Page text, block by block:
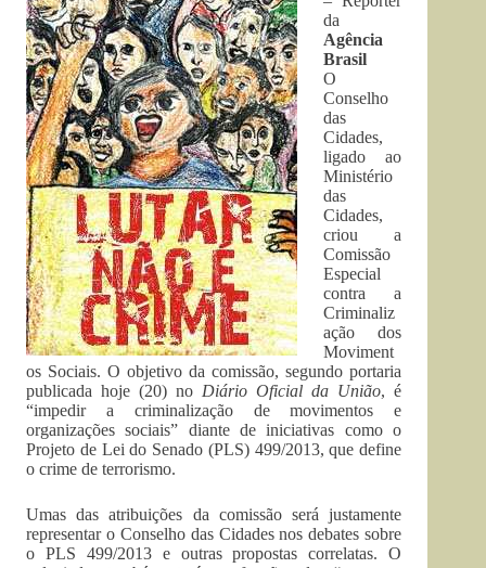
da
Agência
Brasil
O
Conselho
das
Cidades,
ligado ao
Ministério
das
Cidades,
criou a
Comissão
Especial
contra a
Criminaliz
ação dos
Moviment
os Sociais. O objetivo da comissão, segundo portaria
publicada hoje (20) no Diário Oficial da União, é
“impedir a criminalização de movimentos e
organizações sociais” diante de iniciativas como o
Projeto de Lei do Senado (PLS) 499/2013, que define
o crime de terrorismo.
Umas das atribuições da comissão será justamente
representar o Conselho das Cidades nos debates sobre
o PLS 499/2013 e outras propostas correlatas. O